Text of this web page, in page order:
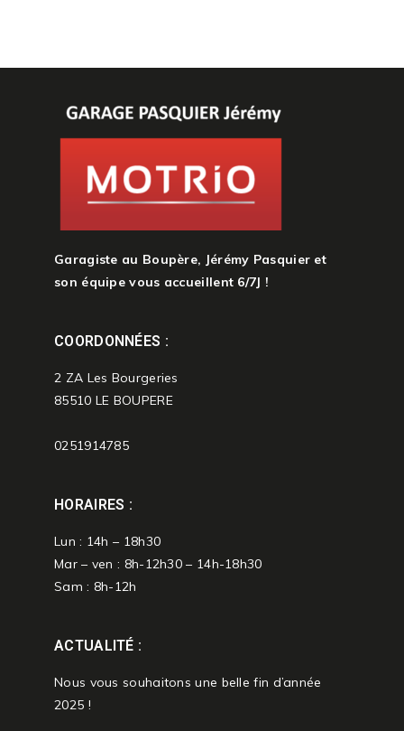
Garagiste au Boupère, Jérémy Pasquier et
son équipe vous accueillent 6/7J !
COORDONNÉES :
2 ZA Les Bourgeries
85510 LE BOUPERE
0251914785
HORAIRES :
Lun : 14h – 18h30
Mar – ven : 8h-12h30 – 14h-18h30
Sam : 8h-12h
ACTUALITÉ :
Nous vous souhaitons une belle fin d’année
2025 !